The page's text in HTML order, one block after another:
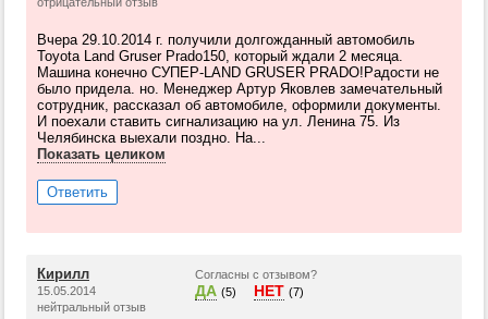
Вчера 29.10.2014 г. получили долгожданный автомобиль
Toyota Land Gruser Prado150, который ждали 2 месяца.
Машина конечно СУПЕР-LAND GRUSER PRADO!Радости не
было придела. но. Менеджер Артур Яковлев замечательный
сотрудник, рассказал об автомобиле, оформили документы.
И поехали ставить сигнализацию на ул. Ленина 75. Из
Челябинска выехали поздно. На...
Показать целиком
Ответить
Кирилл
15.05.2014
нейтральный отзыв
Согласны с отзывом?
ДА (5) НЕТ (7)